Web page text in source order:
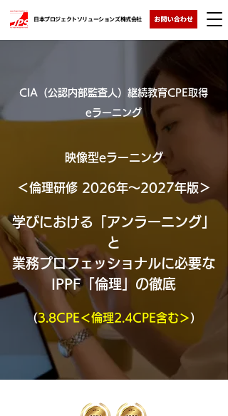
日本プロジェクトソリューションズ株式会社
CIA（公認内部監査人）継続教育CPE取得
eラーニング
映像型eラーニング
＜倫理研修 2026年～2027年版＞
学びにおける「アンラーニング」
と
業務プロフェッショナルに必要な
IPPF「倫理」の徹底
（3.8CPE＜倫理2.4CPE含む＞）